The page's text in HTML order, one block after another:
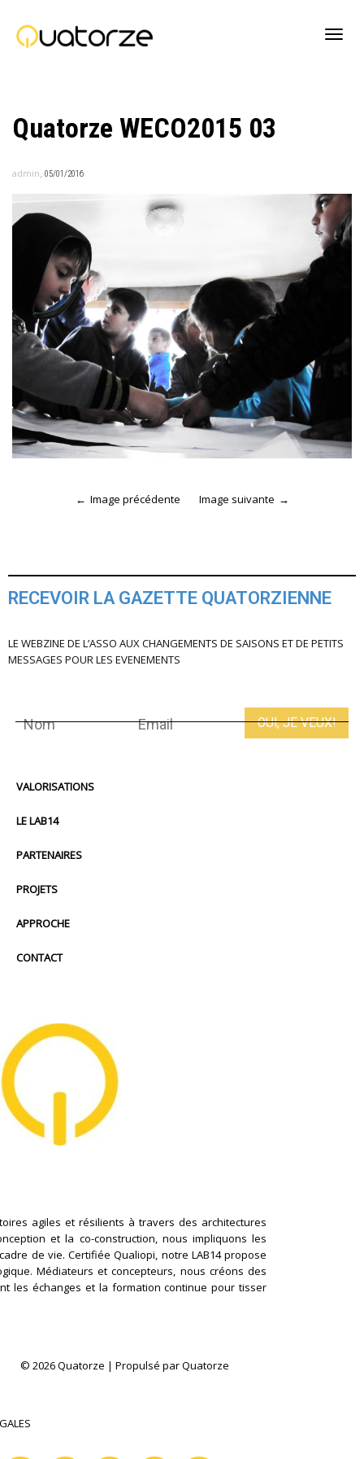
Quatorze WECO2015 03
admin, 05/01/2016
Image précédente Image suivante
RECEVOIR LA GAZETTE QUATORZIENNE
LE WEBZINE DE L’ASSO AUX CHANGEMENTS DE SAISONS ET DE PETITS
MESSAGES POUR LES EVENEMENTS
VALORISATIONS
LE LAB14
PARTENAIRES
PROJETS
APPROCHE
CONTACT
agiles et résilients à travers des architectures
et la co-construction, nous impliquons les
de vie. Certifiée Qualiopi, notre LAB14 propose
Médiateurs et concepteurs, nous créons des
les échanges et la formation continue pour tisser
© 2026 Quatorze | Propulsé par Quatorze